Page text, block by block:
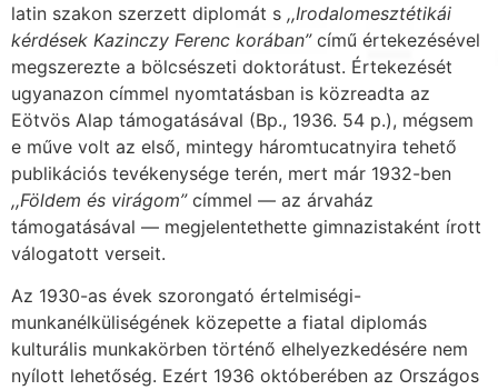
latin szakon szerzett diplomát s ,,Irodalomesztétikái
kérdések Kazinczy Ferenc korában”című értekezésével
megszerezte a bölcsészeti doktorátust. Értekezését
ugyanazon címmel nyom­tatásban is közreadta az
Eötvös Alap támogatásával (Bp., 1936. 54 p.), mégsem
e műve volt az első, mintegy háromtucatnyira tehető
publikációs tevékenysége terén, mert már 1932-ben
,,Földem és virágom”címmel — az árvaház
támogatásával — megjelentethette gimnazistaként írott
válogatott verseit.
Az 1930-as évek szorongató értelmiségi-
munkanélküliségének közepette a fiatal diplo­más
kulturális munkakörben történő elhelyezkedésére nem
nyílott lehetőség. Ezért 1936 októberében az Országos